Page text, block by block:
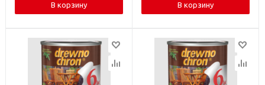
В корзину В корзину